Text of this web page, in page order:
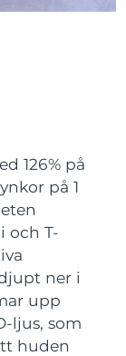
126% på
på 1
och T-
ner i
upp
ljus, som
huden